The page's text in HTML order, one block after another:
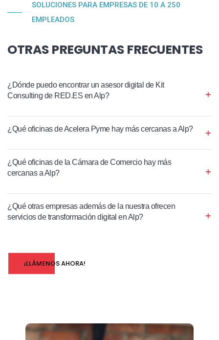
SOLUCIONES PARA EMPRESAS DE 10 A 250
EMPLEADOS
OTRAS PREGUNTAS FRECUENTES
¿Dónde puedo encontrar un asesor digital de Kit
Consulting de RED.ES en Alp?
¿Qué oficinas de Acelera Pyme hay más cercanas a Alp?
¿Qué oficinas de la Cámara de Comercio hay más
cercanas a Alp?
¿Qué otras empresas además de la nuestra ofrecen
servicios de transformación digital en Alp?
¡LLÁMENOS AHORA!